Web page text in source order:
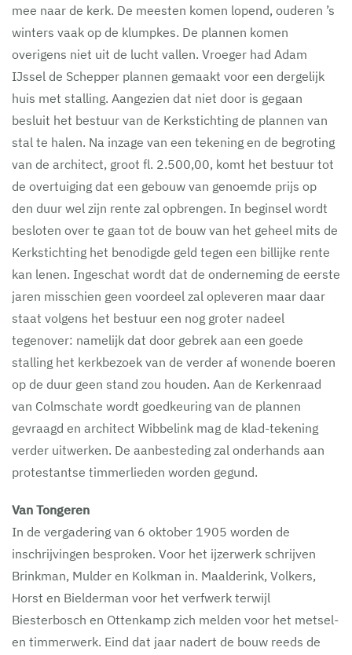
mee naar de kerk. De meesten komen lopend, ouderen ’s
winters vaak op de klumpkes. De plannen komen
overigens niet uit de lucht vallen. Vroeger had Adam
IJssel de Schepper plannen gemaakt voor een dergelijk
huis met stalling. Aangezien dat niet door is gegaan
besluit het bestuur van de Kerkstichting de plannen van
stal te halen. Na inzage van een tekening en de begroting
van de architect, groot fl. 2.500,00, komt het bestuur tot
de overtuiging dat een gebouw van genoemde prijs op
den duur wel zijn rente zal opbrengen. In beginsel wordt
besloten over te gaan tot de bouw van het geheel mits de
Kerkstichting het benodigde geld tegen een billijke rente
kan lenen. Ingeschat wordt dat de onderneming de eerste
jaren misschien geen voordeel zal opleveren maar daar
staat volgens het bestuur een nog groter nadeel
tegenover: namelijk dat door gebrek aan een goede
stalling het kerkbezoek van de verder af wonende boeren
op de duur geen stand zou houden. Aan de Kerkenraad
van Colmschate wordt goedkeuring van de plannen
gevraagd en architect Wibbelink mag de klad-tekening
verder uitwerken. De aanbesteding zal onderhands aan
protestantse timmerlieden worden gegund.
Van Tongeren
In de vergadering van 6 oktober 1905 worden de
inschrijvingen besproken. Voor het ijzerwerk schrijven
Brinkman, Mulder en Kolkman in. Maalderink, Volkers,
Horst en Bielderman voor het verfwerk terwijl
Biesterbosch en Ottenkamp zich melden voor het metsel-
en timmerwerk. Eind dat jaar nadert de bouw reeds de